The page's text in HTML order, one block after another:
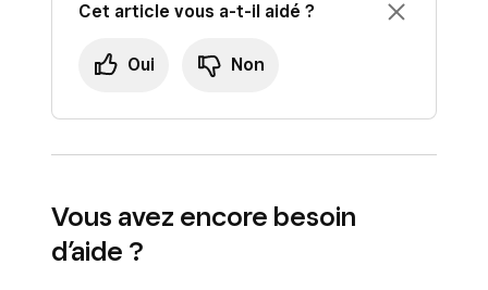
Cet article vous a-t-il aidé ?
Oui Non
Vous avez encore besoin
d’aide ?